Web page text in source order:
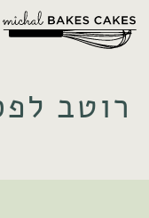
רוטב